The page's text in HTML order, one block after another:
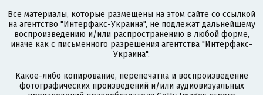
Все материалы, которые размещены на этом сайте со ссылкой
на агентство "Интерфакс-Украина", не подлежат дальнейшему
воспроизведению и/или распространению в любой форме,
иначе как с письменного разрешения агентства "Интерфакс-
Украина".
Какое-либо копирование, перепечатка и воспроизведение
фотографических произведений и/или аудиовизуальных